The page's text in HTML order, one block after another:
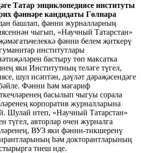
Татар энциклопедиясе институты
фәннәре кандидаты Гөлнара
башлап, фәнни журналларның
чыгып, «Научный Татарстан»
фәнни белем җиткерү
институтлары
бастыру төп максатка
яки Институтның теләге түгел,
шул исәптән, дәүләт дәрәҗәсендәге
Фәнни һәм мәгариф
басылып чыгуы сорала
корпоратив журналларына
Шулай итеп, «Научный Татарстан»
түгел, авторлар өчен журналга
ВУЗ яки фәнни-тикшеренү
һәм докторантларының
тиеш иде.